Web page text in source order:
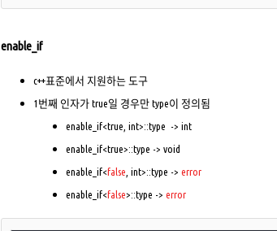
enable_if
c++표준에서 지원하는 도구
1번째 인자가 true일 경우만 type이 정의됨
enable_if<true, int>::type -> int
enable_if<true>::type -> void
enable_if<false , int>::type -> error
enable_if<false>::type -> error